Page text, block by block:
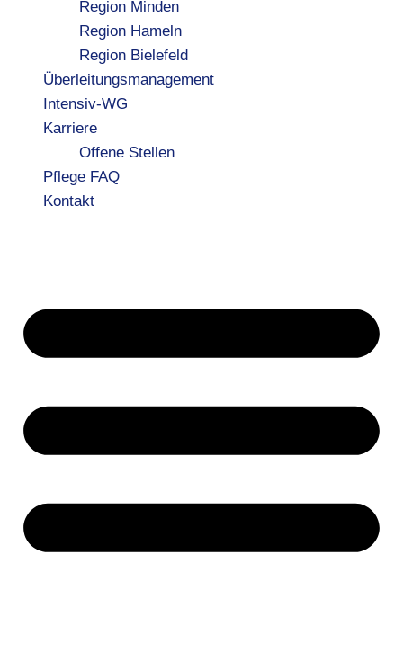
Region Minden
Region Hameln
Region Bielefeld
Überleitungsmanagement
Intensiv-WG
Karriere
Offene Stellen
Pflege FAQ
Kontakt